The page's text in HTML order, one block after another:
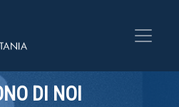
DI NOI